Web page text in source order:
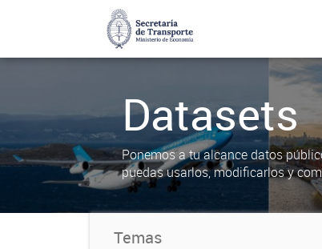
Datasets
Ponemos a tu alcance datos
puedas usarlos, modificarlos y
Temas